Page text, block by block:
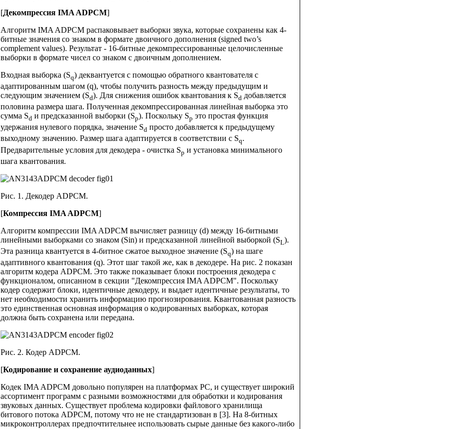
[Декомпрессия IMA ADPCM]
Алгоритм IMA ADPCM распаковывает выборки звука, которые сохранены как 4-
битные значения со знаком в формате двоичного дополнения (signed two’s
complement values). Результат - 16-битные декомпрессированные целочисленные
выборки в формате чисел со знаком с двоичным дополнением.
Входная выборка (Sq) деквантуется с помощью обратного квантователя с
адаптированным шагом (q), чтобы получить разность между предыдущим и
следующим значением (Sd). Для снижения ошибок квантования к Sd добавляется
половина размера шага. Полученная декомпрессированная линейная выборка это
сумма Sd и предсказанной выборки (Sp). Поскольку Sp это простая функция
удержания нулевого порядка, значение Sd просто добавляется к предыдущему
выходному значению. Размер шага адаптируется в соответствии с Sq.
Предварительные условия для декодера - очистка Sp и установка минимального
шага квантования.
Рис. 1. Декодер ADPCM.
[Компрессия IMA ADPCM]
Алгоритм компрессии IMA ADPCM вычисляет разницу (d) между 16-битными
линейными выборками со знаком (Sin) и предсказанной линейной выборкой (SL).
Эта разница квантуется в 4-битное сжатое выходное значение (Sq) на шаге
адаптивного квантования (q). Этот шаг такой же, как в декодере. На рис. 2 показан
алгоритм кодера ADPCM. Это также показывает блоки построения декодера с
функционалом, описанном в секции "Декомпрессия IMA ADPCM". Поскольку
кодер содержит блоки, идентичные декодеру, и выдает идентичные результаты, то
нет необходимости хранить информацию прогнозирования. Квантованная разность
это единственная основная информация о кодированных выборках, которая
должна быть сохранена или передана.
Рис. 2. Кодер ADPCM.
[Кодирование и сохранение аудиоданных]
Кодек IMA ADPCM довольно популярен на платформах PC, и существует широкий
ассортимент программ с разными возможностями для обработки и кодирования
звуковых данных. Существует проблема кодировки файлового хранилища
битового потока ADPCM, потому что не не стандартизован в [3]. На 8-битных
микроконтроллерах предпочтительнее использовать сырые данные без какого-либо